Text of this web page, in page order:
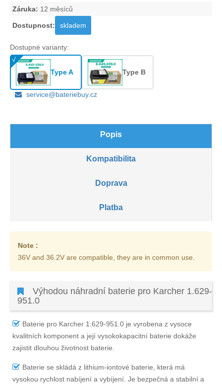
Záruka: 12 měsíců
Dostupnost: skladem
Dostupné varianty:
Type A Type B
service@bateriebuy.cz
Popis
Kompatibilita
Doprava
Platba
Note :
36V and 36.2V are compatible, they are in common use.
Výhodou náhradní baterie pro Karcher 1.629-
951.0
Baterie pro Karcher 1.629-951.0 je vyrobena z vysoce
kvalitních komponent a její vysokokapacitní baterie dokáže
zajistit dlouhou životnost baterie.
Baterie se skládá z lithium-iontové baterie, která má
vysokou rychlost nabíjení a vybíjení. Je bezpečná a stabilní a